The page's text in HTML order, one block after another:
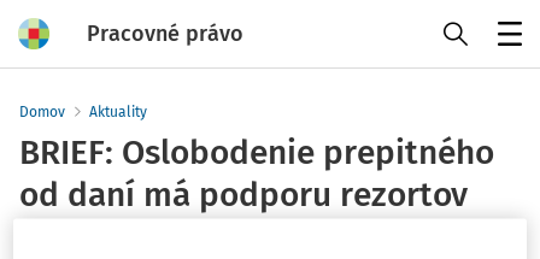
Pracovné právo
Domov Aktuality
BRIEF: Oslobodenie prepitného
od daní má podporu rezortov